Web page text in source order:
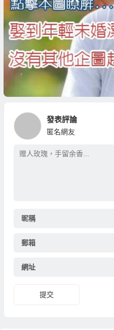
發表評論
匿名網友
昵稱
郵箱
網址
提交